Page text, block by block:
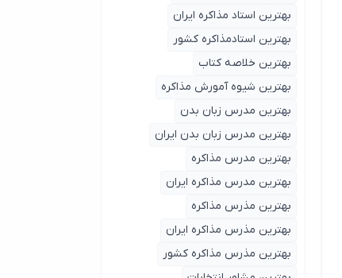
بهترین استاد مذاکره ایران
بهترین استادمذاکره کشور
بهترین خلاصه کتاب
بهترین شیوه آمورش مذاکره
بهترین مدرس زبان بدن
بهترین مدرس زبان بدن ایران
بهترین مدرس مذاکره
بهترین مدرس مذاکره ایران
بهترین مذرس مذاکره
بهترین مذرس مذاکره ایران
بهترین مذرس مذاکره کشور